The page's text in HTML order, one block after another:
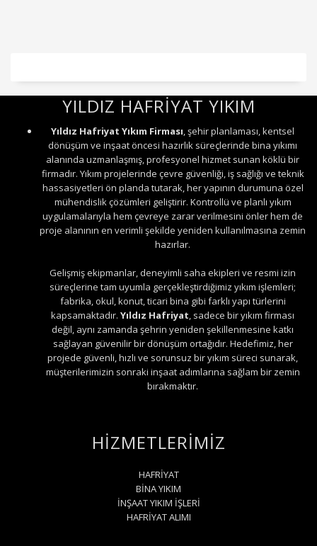
YILDIZ HAFRİYAT YIKIM
Yıldız Hafriyat Yıkım Firması, şehir planlaması, kentsel
dönüşüm ve inşaat öncesi hazırlık süreçlerinde bina yıkımı
alanında uzmanlaşmış, profesyonel hizmet sunan köklü bir
firmadır. Yıkım projelerinde çevre güvenliği, iş sağlığı ve teknik
hassasiyetleri ön planda tutarak, her yapının durumuna özel
mühendislik çözümleri geliştirir. Kontrollü ve planlı yıkım
uygulamalarıyla hem çevreye zarar verilmesini önler hem de
proje alanının en verimli şekilde yeniden kullanılmasına zemin
hazırlar.
Gelişmiş ekipmanlar, deneyimli saha ekipleri ve resmi izin
süreçlerine tam uyumla gerçekleştirdiğimiz yıkım işlemleri;
fabrika, okul, konut, ticari bina gibi farklı yapı türlerini
kapsamaktadır. Yıldız Hafriyat, sadece bir yıkım firması
değil, aynı zamanda şehrin yeniden şekillenmesine katkı
sağlayan güvenilir bir dönüşüm ortağıdır. Hedefimiz, her
projede güvenli, hızlı ve sorunsuz bir yıkım süreci sunarak,
müşterilerimizin sonraki inşaat adımlarına sağlam bir zemin
bırakmaktır.
HİZMETLERİMİZ
HAFRİYAT
BİNA YIKIM
İNŞAAT YIKIM İŞLERİ
HAFRİYAT ALIMI